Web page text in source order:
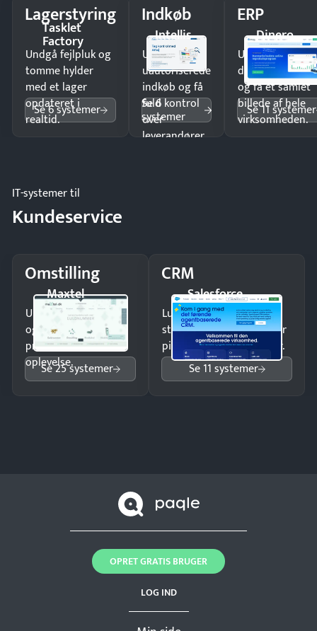
Lagerstyring
Tasklet
Factory
Undgå fejlpluk og
tomme hylder
med et lager
opdateret i
realtid.
Se 6 systemer
Indkøb
Intellis
Undgå
uautoriserede
indkøb og få
fuld kontrol
over
leverandører
Se 6
systemer
ERP
Dinero
Undgå
og få ét samlet
billede af hele
virksomheden.
Se 11 systemer
IT-systemer til
Kundeservice
Omstilling
Maxtel
Undgå tabte opkald
og giv kunderne en
professionel
oplevelse.
Se 25 systemer
CRM
Salesforce
Luk flere salg med et
struktureret overblik over
pipeline og opfølgninger.
Se 11 systemer
LOG IND
OPRET GRATIS BRUGER